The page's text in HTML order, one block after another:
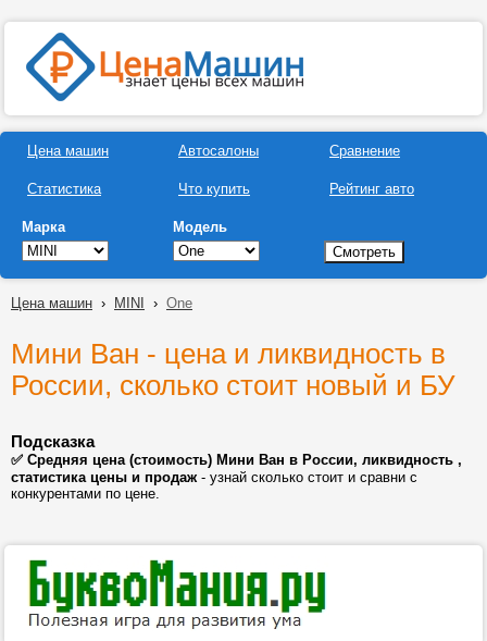
Цена машин
Статистика
Автосалоны
Что купить
Сравнение
Рейтинг авто
Марка Модель
Цена машин › MINI › One
Мини Ван - цена и ликвидность в
России, сколько стоит новый и БУ
Подсказка
✅ Средняя цена (стоимость) Мини Ван в России, ликвидность ,
статистика цены и продаж- узнай сколько стоит и сравни с
конкурентами по цене.